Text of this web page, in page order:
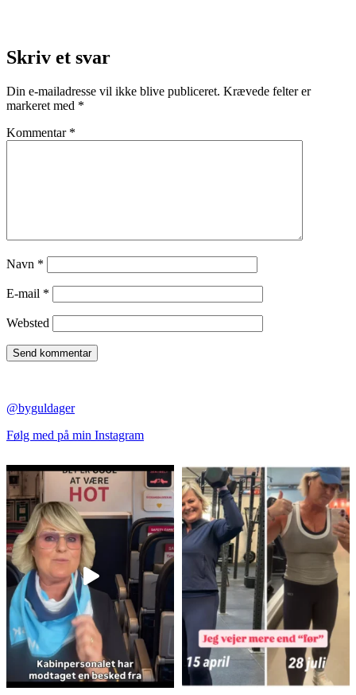
Skriv et svar
Din e-mailadresse vil ikke blive publiceret. Krævede felter er
markeret med *
Kommentar *
Navn *
E-mail *
Websted
@byguldager
Følg med på min Instagram